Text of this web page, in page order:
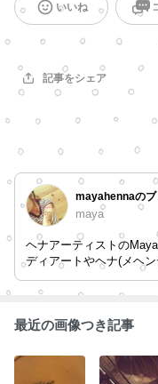
いいね
記事をシェア
mayahennaのブ
maya
ヘナアーティストの
ディアートやヘナ(メヘ
ます。 Instagramもやっ
最近の画像つき記事